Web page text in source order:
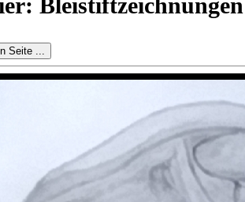
Seite ...